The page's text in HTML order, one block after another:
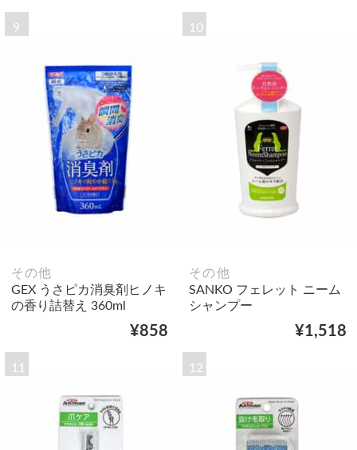
9
その他
GEX うさピカ消臭剤ヒノキ
の香り詰替え 360ml
¥858
10
その他
SANKO フェレット ニーム
シャンプー
¥1,518
11 12